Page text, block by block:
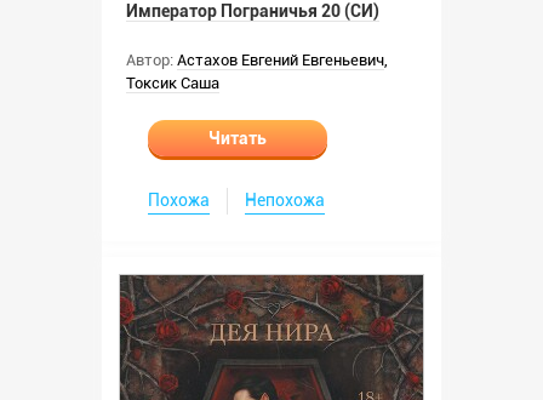
Император Пограничья 20 (СИ)
Автор: Астахов Евгений Евгеньевич,
Токсик Саша
Читать
Похожа Непохожа